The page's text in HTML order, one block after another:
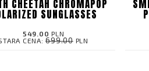
CHEETAH CHROMAPOP
SUNGLASSES
549.00 PLN
CENA:699.00PLN